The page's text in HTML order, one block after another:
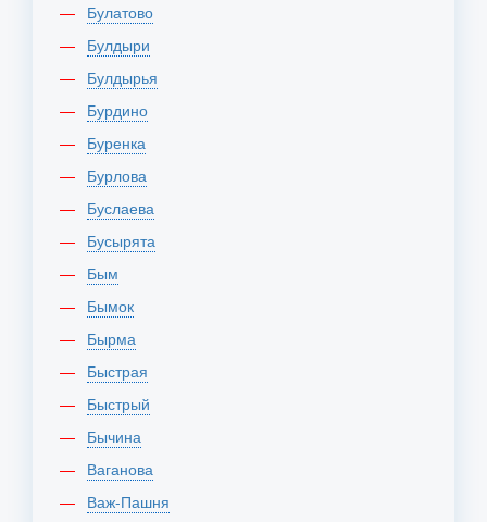
Булатово
Булдыри
Булдырья
Бурдино
Буренка
Бурлова
Буслаева
Бусырята
Бым
Бымок
Бырма
Быстрая
Быстрый
Бычина
Ваганова
Важ-Пашня